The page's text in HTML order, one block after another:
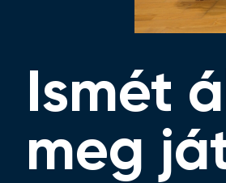
Ismét
meg